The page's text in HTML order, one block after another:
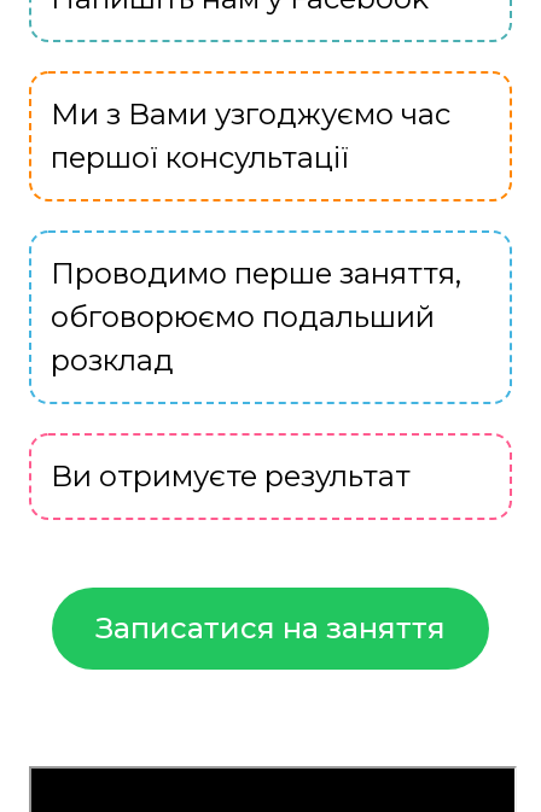
Ми з Вами узгоджуємо час
першої консультації
Проводимо перше заняття,
обговорюємо подальший
розклад
Ви отримуєте результат
Записатися на заняття